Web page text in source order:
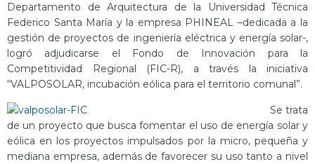
Departamento de Arquitectura de la Universidad Técnica
Federico Santa María y la empresa PHINEAL –dedicada a la
gestión de proyectos de ingeniería eléctrica y energía solar-,
logró adjudicarse el Fondo de Innovación para la
Competitividad Regional (FIC-R), a través la iniciativa
“VALPOSOLAR, incubación eólica para el territorio comunal”.
Se trata
de un proyecto que busca fomentar el uso de energía solar y
eólica en los proyectos impulsados por la micro, pequeña y
mediana empresa, además de favorecer su uso tanto a nivel